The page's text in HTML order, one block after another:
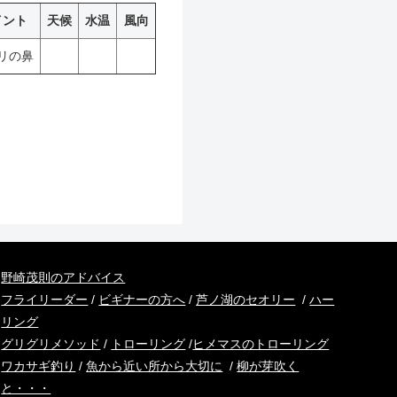
ト 天候 水温 風向
の鼻
野崎茂則のアドバイス
フライリーダー / ビギナーの方へ /芦ノ湖のセオリー /ハー
リング
グリグリメソッド / トローリング /ヒメマスのトローリング
ワカサギ釣り /魚から近い所から大切に /柳が芽吹く
と・・・